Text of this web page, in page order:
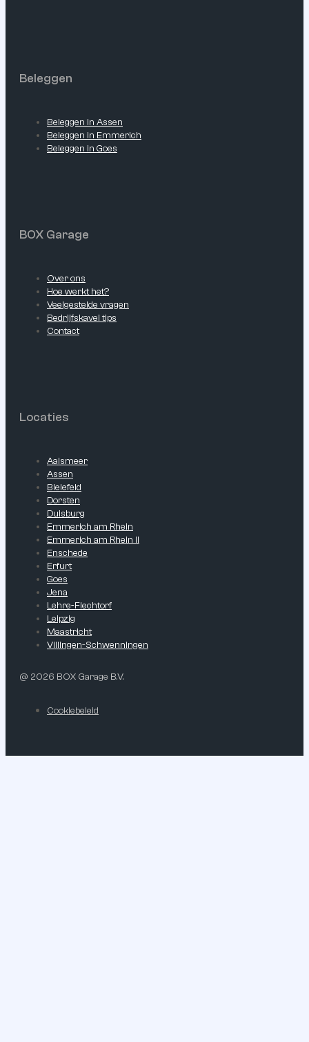
Beleggen
Beleggen in Assen
Beleggen in Emmerich
Beleggen in Goes
BOX Garage
Over ons
Hoe werkt het?
Veelgestelde vragen
Bedrijfskavel tips
Contact
Locaties
Aalsmeer
Assen
Bielefeld
Dorsten
Duisburg
Emmerich am Rhein
Emmerich am Rhein II
Enschede
Erfurt
Goes
Jena
Lehre-Flechtorf
Leipzig
Maastricht
Villingen-Schwenningen
@ 2026 BOX Garage B.V.
Cookiebeleid